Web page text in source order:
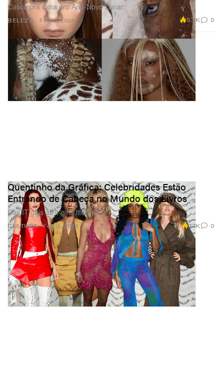
BELEZA
Casco pra cima pro Ano‑Novo Lunar.
Feb 13, 2026 5.4K 0
CULTURA
Quentinho da Gráfica: Celebridades Estão
Entrando de Cabeça no Mundo dos Livros
Das IT girls às it-girls literárias.
Feb 12, 2026 7.7K 0